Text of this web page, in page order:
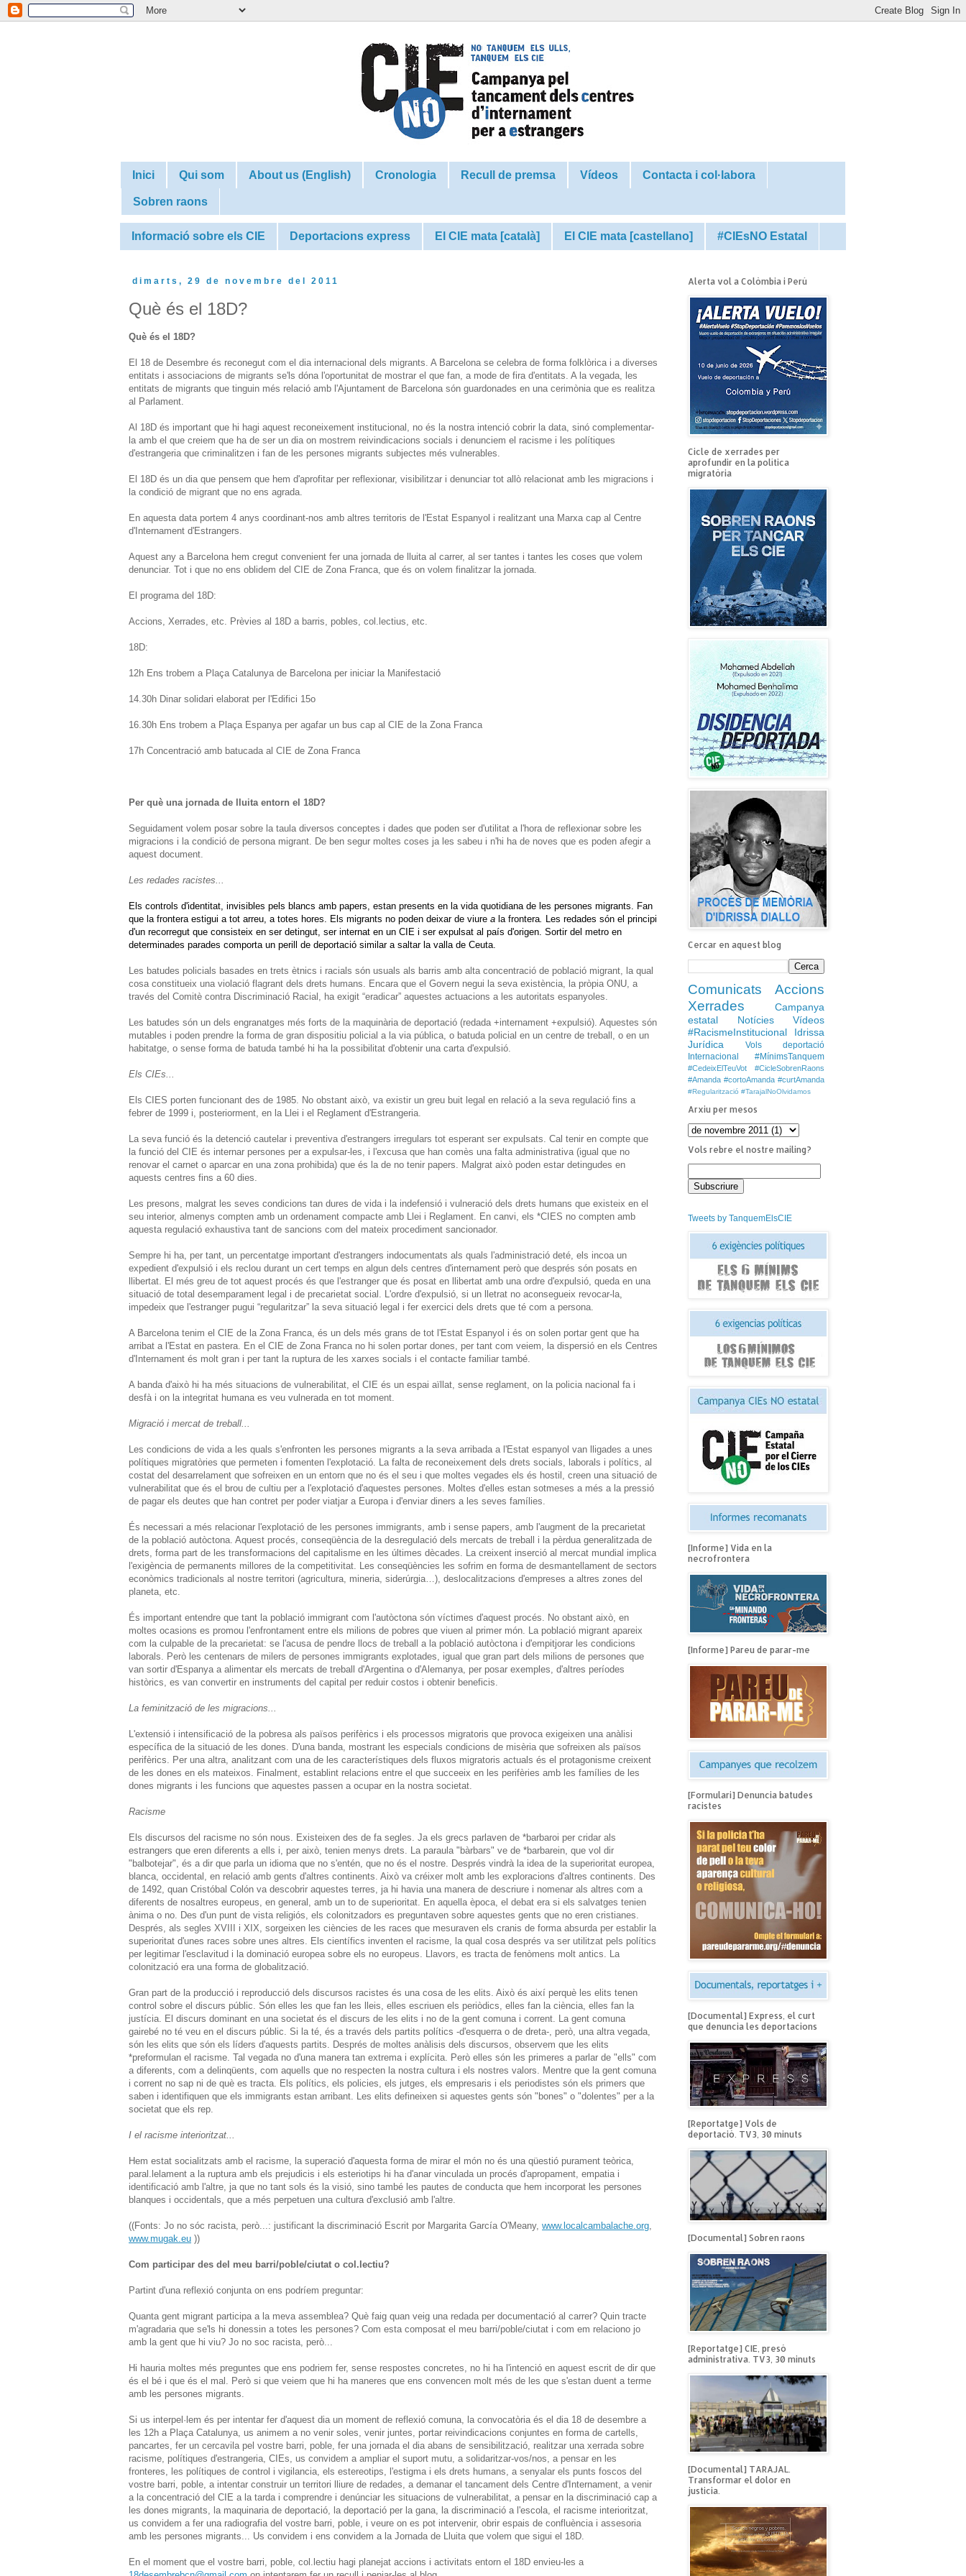
Inici Qui som About us (English) Cronologia Recull de premsa Vídeos Contacta i col·labora
Sobren raons
Informació sobre els CIE Deportacions express El CIE mata [català] El CIE mata [castellano] #CIEsNO Estatal
dimarts, 29 de novembre del 2011
Què és el 18D?
Què és el 18D?
El 18 de Desembre és reconegut com el dia internacional dels migrants. A Barcelona se celebra de forma folklòrica i a diverses
entitats i associacions de migrants se'ls dóna l'oportunitat de mostrar el que fan, a mode de fira d'entitats. A la vegada, les
entitats de migrants que tinguin més relació amb l'Ajuntament de Barcelona són guardonades en una cerimònia que es realitza
al Parlament.
Al 18D és important que hi hagi aquest reconeixement institucional, no és la nostra intenció cobrir la data, sinó complementar-
la amb el que creiem que ha de ser un dia on mostrem reivindicacions socials i denunciem el racisme i les polítiques
d'estrangeria que criminalitzen i fan de les persones migrants subjectes més vulnerables.
El 18D és un dia que pensem que hem d'aprofitar per reflexionar, visibilitzar i denunciar tot allò relacionat amb les migracions i
la condició de migrant que no ens agrada.
En aquesta data portem 4 anys coordinant-nos amb altres territoris de l'Estat Espanyol i realitzant una Marxa cap al Centre
d'Internament d'Estrangers.
Aquest any a Barcelona hem cregut convenient fer una jornada de lluita al carrer, al ser tantes i tantes les coses que volem
denunciar. Tot i que no ens oblidem del CIE de Zona Franca, que és on volem finalitzar la jornada.
El programa del 18D:
Accions, Xerrades, etc. Prèvies al 18D a barris, pobles, col.lectius, etc.
18D:
12h Ens trobem a Plaça Catalunya de Barcelona per iniciar la Manifestació
14.30h Dinar solidari elaborat per l'Edifici 15o
16.30h Ens trobem a Plaça Espanya per agafar un bus cap al CIE de la Zona Franca
17h Concentració amb batucada al CIE de Zona Franca
Per què una jornada de lluita entorn el 18D?
Seguidament volem posar sobre la taula diversos conceptes i dades que poden ser d'utilitat a l'hora de reflexionar sobre les
migracions i la condició de persona migrant. De ben segur moltes coses ja les sabeu i n'hi ha de noves que es poden afegir a
aquest document.
Les redades racistes...
Els controls d'identitat, invisibles pels blancs amb papers, estan presents en la vida quotidiana de les persones migrants. Fan
que la frontera estigui a tot arreu, a totes hores. Els migrants no poden deixar de viure a la frontera
Les redades són el principi
d'un recorregut que consisteix en ser detingut, ser internat en un CIE i ser expulsat al país d'origen. Sortir del metro en
determinades parades comporta un perill de deportació similar a saltar la valla de Ceuta.
Les batudes policials basades en trets ètnics i racials són usuals als barris amb alta concentració de població migrant, la qual
cosa constitueix una violació flagrant dels drets humans. Encara que el Govern negui la seva existència, la pròpia ONU, a
través del Comitè contra Discriminació Racial, ha exigit “eradicar” aquestes actuacions a les autoritats espanyoles.
Les batudes són un dels engranatges més forts de la maquinària de deportació (redada +internament +expulsió). Aquestes són
mutables i poden prendre la forma de gran dispositiu policial a la via pública, o batuda policial en un centre de treball, o en un
habitatge, o sense forma de batuda també hi ha la possibilitat d'obtenir una carta d'expulsió.
Els CIEs...
Els CIES porten funcionant des de 1985. No obstant això, va existir un greu buit legal en relació a la seva regulació fins a
febrer de 1999 i, posteriorment, en la Llei i el Reglament d'Estrangeria.
La seva funció és la detenció cautelar i preventiva d'estrangers irregulars tot esperant ser expulsats. Cal tenir en compte que
la funció del CIE és internar persones per a expulsar-les, i l'excusa que han comès una falta administrativa (igual que no
renovar el carnet o aparcar en una zona prohibida) que és la de no tenir papers. Malgrat això poden estar detingudes en
aquests centres fins a 60 dies.
Les presons, malgrat les seves condicions tan dures de vida i la indefensió i vulneració dels drets humans que existeix en el
seu interior, almenys compten amb un ordenament compacte amb Llei i Reglament. En canvi, els *CIES no compten amb
aquesta regulació exhaustiva tant de sancions com del mateix procediment sancionador.
Sempre hi ha, per tant, un percentatge important d'estrangers indocumentats als quals l'administració deté, els incoa un
expedient d'expulsió i els reclou durant un cert temps en algun dels centres d'internament però que després són posats en
llibertat. El més greu de tot aquest procés és que l'estranger que és posat en llibertat amb una ordre d'expulsió, queda en una
situació de total desemparament legal i de precarietat social. L'ordre d'expulsió, si un lletrat no aconsegueix revocar-la,
impedeix que l'estranger pugui “regularitzar” la seva situació legal i fer exercici dels drets que té com a persona.
A Barcelona tenim el CIE de la Zona Franca, és un dels més grans de tot l'Estat Espanyol i és on solen portar gent que ha
arribat a l'Estat en pastera. En el CIE de Zona Franca no hi solen portar dones, per tant com veiem, la dispersió en els Centres
d'Internament és molt gran i per tant la ruptura de les xarxes socials i el contacte familiar també.
A banda d'això hi ha més situacions de vulnerabilitat, el CIE és un espai aïllat, sense reglament, on la policia nacional fa i
desfà i on la integritat humana es veu vulnerada en tot moment.
Migració i mercat de treball...
Les condicions de vida a les quals s'enfronten les persones migrants a la seva arribada a l'Estat espanyol van lligades a unes
polítiques migratòries que permeten i fomenten l'explotació. La falta de reconeixement dels drets socials, laborals i polítics, al
costat del desarrelament que sofreixen en un entorn que no és el seu i que moltes vegades els és hostil, creen una situació de
vulnerabilitat que és el brou de cultiu per a l'explotació d'aquestes persones. Moltes d'elles estan sotmeses a més a la pressió
de pagar els deutes que han contret per poder viatjar a Europa i d'enviar diners a les seves famílies.
És necessari a més relacionar l'explotació de les persones immigrants, amb i sense papers, amb l'augment de la precarietat
de la població autòctona. Aquest procés, conseqüència de la desregulació dels mercats de treball i la pèrdua generalitzada de
drets, forma part de les transformacions del capitalisme en les últimes dècades. La creixent inserció al mercat mundial implica
l'exigència de permanents millores de la competitivitat. Les conseqüències les sofrim en forma de desmantellament de sectors
econòmics tradicionals al nostre territori (agricultura, mineria, siderúrgia…), deslocalitzacions d'empreses a altres zones del
planeta, etc.
És important entendre que tant la població immigrant com l'autòctona són víctimes d'aquest procés. No obstant això, en
moltes ocasions es promou l'enfrontament entre els milions de pobres que viuen al primer món. La població migrant apareix
com la culpable de la precarietat: se l'acusa de pendre llocs de treball a la població autòctona i d'empitjorar les condicions
laborals. Però les centenars de milers de persones immigrants explotades, igual que gran part dels milions de persones que
van sortir d'Espanya a alimentar els mercats de treball d'Argentina o d'Alemanya, per posar exemples, d'altres períodes
històrics, es van convertir en instruments del capital per reduir costos i obtenir beneficis.
La feminització de les migracions...
L'extensió i intensificació de la pobresa als països perifèrics i els processos migratoris que provoca exigeixen una anàlisi
específica de la situació de les dones. D'una banda, mostrant les especials condicions de misèria que sofreixen als països
perifèrics. Per una altra, analitzant com una de les característiques dels fluxos migratoris actuals és el protagonisme creixent
de les dones en els mateixos. Finalment, establint relacions entre el que succeeix en les perifèries amb les famílies de les
dones migrants i les funcions que aquestes passen a ocupar en la nostra societat.
Racisme
Els discursos del racisme no són nous. Existeixen des de fa segles. Ja els grecs parlaven de *barbaroi per cridar als
estrangers que eren diferents a ells i, per això, tenien menys drets. La paraula "bàrbars" ve de *barbarein, que vol dir
"balbotejar", és a dir que parla un idioma que no s'entén, que no és el nostre. Després vindrà la idea de la superioritat europea,
blanca, occidental, en relació amb gents d'altres continents. Això va créixer molt amb les exploracions d'altres continents. Des
de 1492, quan Cristóbal Colón va descobrir aquestes terres, ja hi havia una manera de descriure i nomenar als altres com a
diferents de nosaltres europeus, en general, amb un to de superioritat. En aquella època, el debat era si els salvatges tenien
ànima o no. Des d'un punt de vista religiós, els colonitzadors es preguntaven sobre aquestes gents que no eren cristianes.
Després, als segles XVIII i XIX, sorgeixen les ciències de les races que mesuraven els cranis de forma absurda per establir la
superioritat d'unes races sobre unes altres. Els científics inventen el racisme, la qual cosa després va ser utilitzat pels polítics
per legitimar l'esclavitud i la dominació europea sobre els no europeus. Llavors, es tracta de fenòmens molt antics. La
colonització era una forma de globalització.
Gran part de la producció i reproducció dels discursos racistes és una cosa de les elits. Això és així perquè les elits tenen
control sobre el discurs públic. Són elles les que fan les lleis, elles escriuen els periòdics, elles fan la ciència, elles fan la
justícia. El discurs dominant en una societat és el discurs de les elits i no de la gent comuna i corrent. La gent comuna
gairebé no té veu en el discurs públic. Si la té, és a través dels partits polítics -d'esquerra o de dreta-, però, una altra vegada,
són les elits que són els líders d'aquests partits. Després de moltes anàlisis dels discursos, observem que les elits
*preformulan el racisme. Tal vegada no d'una manera tan extrema i explícita. Però elles són les primeres a parlar de "ells" com
a diferents, com a delinqüents, com aquells que no respecten la nostra cultura i els nostres valors. Mentre que la gent comuna
i corrent no sap ni de què es tracta. Els polítics, els policies, els jutges, els empresaris i els periodistes són els primers que
saben i identifiquen que els immigrants estan arribant. Les elits defineixen si aquestes gents són "bones" o "dolentes" per a la
societat que els rep.
I el racisme interioritzat...
Hem estat socialitzats amb el racisme, la superació d'aquesta forma de mirar el món no és una qüestió purament teòrica,
paral.lelament a la ruptura amb els prejudicis i els esteriotips hi ha d'anar vinculada un procés d'apropament, empatia i
identificació amb l'altre, ja que no tant sols és la visió, sino també les pautes de conducta que hem incorporat les persones
blanques i occidentals, que a més perpetuen una cultura d'exclusió amb l'altre.
((Fonts: Jo no sóc racista, però...: justificant la discriminació Escrit por Margarita García O'Meany, www.localcambalache.org
www.mugak.eu ))
Com participar des del meu barri/poble/ciutat o col.lectiu?
Partint d'una reflexió conjunta on ens podríem preguntar:
Quanta gent migrant participa a la meva assemblea? Què faig quan veig una redada per documentació al carrer? Quin tracte
m'agradaria que se'ls hi donessin a totes les persones? Com esta composat el meu barri/poble/ciutat i com em relaciono jo
amb la gent que hi viu? Jo no soc racista, però...
Hi hauria moltes més preguntes que ens podriem fer, sense respostes concretes, no hi ha l'intenció en aquest escrit de dir que
és el bé i que és el mal. Però si que veiem que hi ha maneres que ens convencen molt més de les que s'estan duent a terme
amb les persones migrants.
Si us interpel·lem és per intentar fer d'aquest dia un moment de reflexió comuna, la convocatòria és el dia 18 de desembre a
les 12h a Plaça Catalunya, us animem a no venir soles, venir juntes, portar reivindicacions conjuntes en forma de cartells,
pancartes, fer un cercavila pel vostre barri, poble, fer una jornada el dia abans de sensibilització, realitzar una xerrada sobre
racisme, polítiques d'estrangeria, CIEs, us convidem a ampliar el suport mutu, a solidaritzar-vos/nos, a pensar en les
fronteres, les polítiques de control i vigilancia, els estereotips, l'estigma i els drets humans, a senyalar els punts foscos del
vostre barri, poble, a intentar construir un territori lliure de redades, a demanar el tancament dels Centre d'Internament, a venir
a la concentració del CIE a la tarda i comprendre i denúnciar les situacions de vulnerabilitat, a pensar en la discriminació cap a
les dones migrants, la maquinaria de deportació, la deportació per la gana, la discriminació a l'escola, el racisme interioritzat,
us convidem a fer una radiografia del vostre barri, poble, i veure on es pot intervenir, obrir espais de confluència i assesoria
amb les persones migrants... Us convidem i ens convidem a la Jornada de Lluita que volem que sigui el 18D.
En el moment que el vostre barri, poble, col.lectiu hagi planejat accions i activitats entorn el 18D envieu-les a
Alerta vol a Colòmbia i Perú
Cicle de xerrades per
aprofundir en la política
migratòria
Cercar en aquest blog
Comunicats
Accions
Xerrades
Campanya
estatal
Notícies
Vídeos
#RacismeInstitucional
Idrissa
Jurídica
Vols deportació
Internacional
#MínimsTanquem
#CedeixElTeuVot
#CicleSobrenRaons
#Amanda #cortoAmanda #curtAmanda
#Regularització #TarajalNoOlvidamos
Arxiu per mesos
Vols rebre el nostre mailing?
Tweets by TanquemElsCIE
[Informe] Vida en la
necrofrontera
[Informe] Pareu de parar-me
[Formulari] Denuncia batudes
racistes
[Documental] Express, el curt
que denuncia les deportacions
[Reportatge] Vols de
deportació. TV3, 30 minuts
[Documental] Sobren raons
[Reportatge] CIE, presó
administrativa. TV3, 30 minuts
[Documental] TARAJAL.
Transformar el dolor en
justicia.